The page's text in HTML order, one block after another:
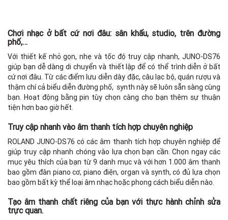
Chơi nhạc ở bất cứ nơi đâu: sân khấu, studio, trên đường
phố,…
Với thiết kế nhỏ gọn, nhẹ và tốc độ truy cập nhanh, JUNO-DS76
giúp bạn dễ dàng di chuyển và thiết lập để có thể trình diễn ở bất
cứ nơi đâu. Từ các điểm lưu diễn dày đặc, câu lạc bộ, quán rượu và
thậm chí cả biểu diễn đường phố, synth này sẽ luôn sẵn sàng cùng
bạn. Hoạt động bằng pin tùy chọn càng cho bạn thêm sự thuận
tiện hơn bao giờ hết.
Truy cập nhanh vào âm thanh tích hợp chuyên nghiệp
ROLAND JUNO-DS76 có các âm thanh tích hợp chuyên nghiệp để
giúp truy cập nhanh chóng vào lựa chọn bạn cần. Chọn ngay các
mục yêu thích của bạn từ 9 danh mục và với hơn 1.000 âm thanh
bao gồm đàn piano cơ, piano điện, organ và synth, có đủ lựa chọn
bao gồm bất kỳ thể loại âm nhạc hoặc phong cách biểu diễn nào.
Tạo âm thanh chất riêng của bạn với thực hành chỉnh sửa
trực quan.